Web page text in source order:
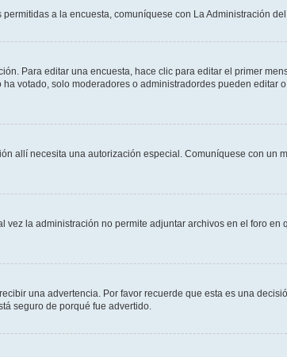
a la encuesta, comuníquese con La Administración
Para editar una encuesta, hace clic para editar el primer
votado, solo moderadores o administradordes pueden editar
allí necesita una autorización especial. Comuníquese con un
la administración no permite adjuntar archivos en el foro
una advertencia. Por favor recuerde que esta es una
seguro de porqué fue advertido.